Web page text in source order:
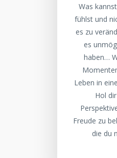
Was
fühlst und
es zu
es
haben…
Leben in
Hol
Freude zu
die du